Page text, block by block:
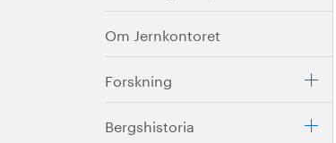
Om Jernkontoret
Forskning
Bergshistoria